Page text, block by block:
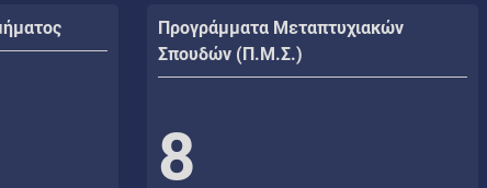
Προγράμματα Μεταπτυχιακών
Σπουδών (Π.Μ.Σ.)
8